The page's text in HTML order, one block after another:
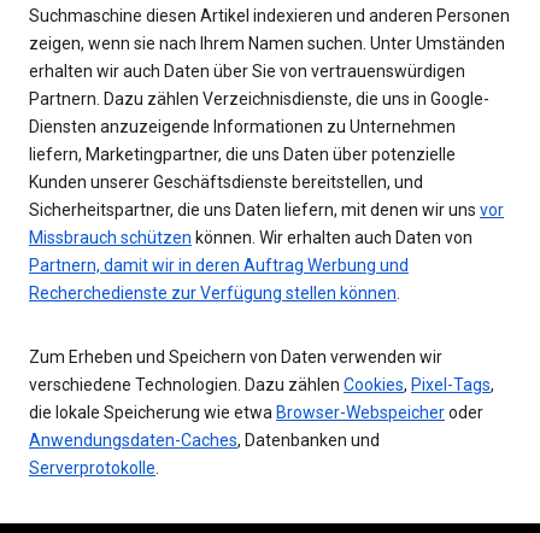
Suchmaschine diesen Artikel indexieren und anderen Personen
zeigen, wenn sie nach Ihrem Namen suchen. Unter Umständen
erhalten wir auch Daten über Sie von vertrauenswürdigen
Partnern. Dazu zählen Verzeichnisdienste, die uns in Google-
Diensten anzuzeigende Informationen zu Unternehmen
liefern, Marketingpartner, die uns Daten über potenzielle
Kunden unserer Geschäftsdienste bereitstellen, und
Sicherheitspartner, die uns Daten liefern, mit denen wir uns vor
Missbrauch schützen können. Wir erhalten auch Daten von
Partnern, damit wir in deren Auftrag Werbung und
Recherchedienste zur Verfügung stellen können
Zum Erheben und Speichern von Daten verwenden wir
verschiedene Technologien. Dazu zählen Cookies, Pixel-Tags,
die lokale Speicherung wie etwa Browser-Webspeicheroder
Anwendungsdaten-Caches, Datenbanken und
Serverprotokolle